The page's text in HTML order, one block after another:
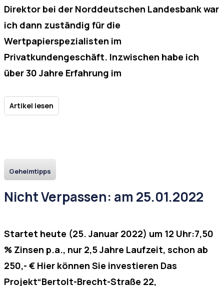
Direktor bei der Norddeutschen Landesbank war
ich dann zuständig für die
Wertpapierspezialisten im
Privatkundengeschäft. Inzwischen habe ich
über 30 Jahre Erfahrung im
Artikel lesen
Geheimtipps
Nicht Verpassen: am 25.01.2022
Startet heute (25. Januar 2022) um 12 Uhr:7,50
% Zinsen p.a., nur 2,5 Jahre Laufzeit, schon ab
250,- € Hier können Sie investieren Das
Projekt“Bertolt-Brecht-Straße 22,